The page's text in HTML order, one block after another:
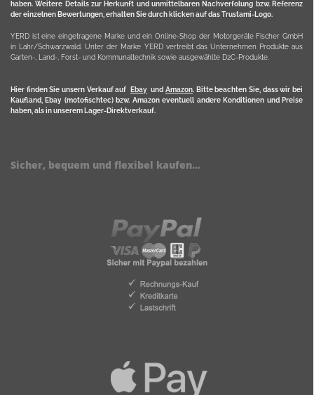
haben. Weitere Details zur Herkunft und unmittelbaren Nachverfolung bzw. Referenz
der einzelnen Bewertungen, erhalten Sie durch klicken auf das Trustami-Logo.
YERD ist eine eingetragene Marke und ein Online-Shop der Motorgeräte Fischer GmbH
in Lahr/Schwarzwald. Unter der Marke YERD vertreibt das Unternehmen Produkte aus
Garten-, Land-, Forst- und Kommunaltechnik sowie ausgewählte D2C-Produkte.
Hier finden Sie unsern Verkauf auf Ebayund Amazon. Bitte beachten Sie, dass wir bei
Kaufland, Ebay (motofischtec) bzw. Amazon eventuell andere Konditionen und Preise
haben, als in unserem Lager-Direktverkauf.
Sicher, bequem und flexibel kaufen...